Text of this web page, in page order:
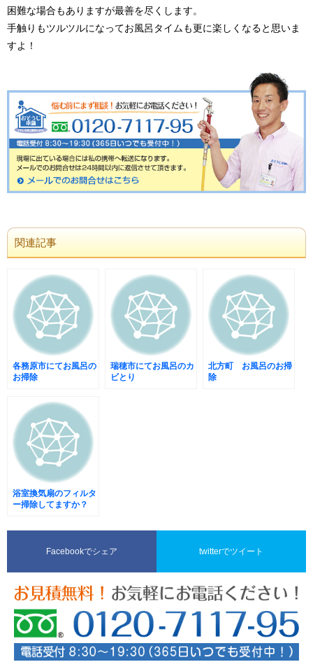
困難な場合もありますが最善を尽くします。
手触りもツルツルになってお風呂タイムも更に楽しくなると思いま
すよ！
関連記事
各務原市にてお風呂の
お掃除
瑞穂市にてお風呂のカ
ビとり
北方町 お風呂のお掃
除
浴室換気扇のフィルタ
ー掃除してますか？
Facebookでシェア twitterでツイート